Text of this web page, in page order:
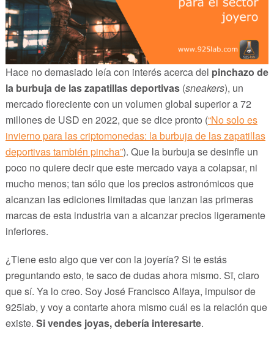
Hace no demasiado leía con interés acerca del pinchazo de
la burbuja de las zapatillas deportivas (sneakers), un
mercado floreciente con un volumen global superior a 72
millones de USD en 2022, que se dice pronto (“No solo es
invierno para las criptomonedas: la burbuja de las zapatillas
deportivas también pincha”). Que la burbuja se desinfle un
poco no quiere decir que este mercado vaya a colapsar, ni
mucho menos; tan sólo que los precios astronómicos que
alcanzan las ediciones limitadas que lanzan las primeras
marcas de esta industria van a alcanzar precios ligeramente
inferiores.
¿Tiene esto algo que ver con la joyería? Si te estás
preguntando esto, te saco de dudas ahora mismo. Sï, claro
que sí. Ya lo creo. Soy José Francisco Alfaya, impulsor de
925lab, y voy a contarte ahora mismo cuál es la relación que
existe. Si vendes joyas, debería interesarte.